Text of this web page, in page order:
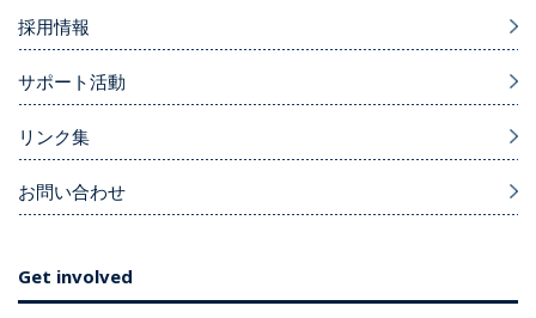
採用情報
サポート活動
リンク集
お問い合わせ
Get involved